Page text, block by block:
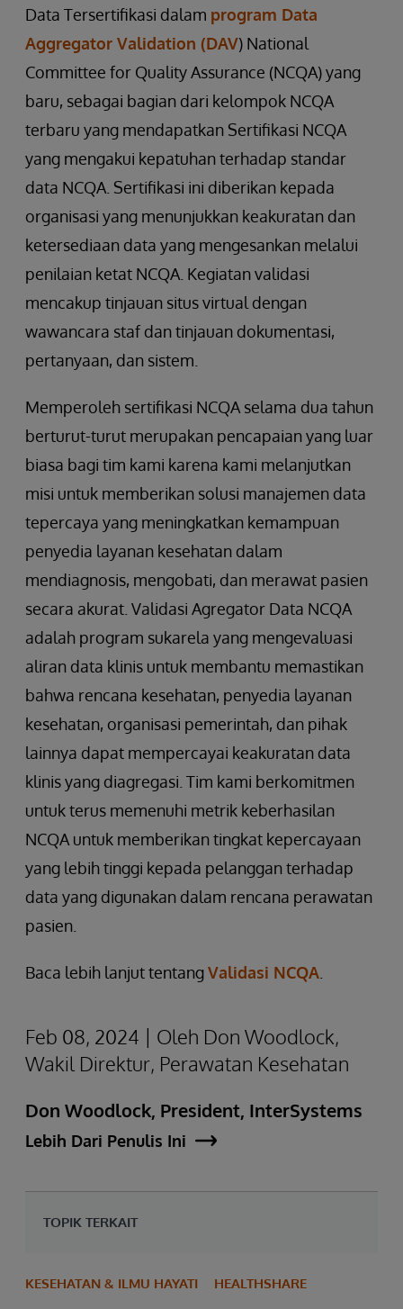
Data Tersertifikasi dalam program Data
Aggregator Validation (DAV) National
Committee for Quality Assurance (NCQA) yang
baru, sebagai bagian dari kelompok NCQA
terbaru yang mendapatkan Sertifikasi NCQA
yang mengakui kepatuhan terhadap standar
data NCQA. Sertifikasi ini diberikan kepada
organisasi yang menunjukkan keakuratan dan
ketersediaan data yang mengesankan melalui
penilaian ketat NCQA. Kegiatan validasi
mencakup tinjauan situs virtual dengan
wawancara staf dan tinjauan dokumentasi,
pertanyaan, dan sistem.
Memperoleh sertifikasi NCQA selama dua tahun
berturut-turut merupakan pencapaian yang luar
biasa bagi tim kami karena kami melanjutkan
misi untuk memberikan solusi manajemen data
tepercaya yang meningkatkan kemampuan
penyedia layanan kesehatan dalam
mendiagnosis, mengobati, dan merawat pasien
secara akurat. Validasi Agregator Data NCQA
adalah program sukarela yang mengevaluasi
aliran data klinis untuk membantu memastikan
bahwa rencana kesehatan, penyedia layanan
kesehatan, organisasi pemerintah, dan pihak
lainnya dapat mempercayai keakuratan data
klinis yang diagregasi. Tim kami berkomitmen
untuk terus memenuhi metrik keberhasilan
NCQA untuk memberikan tingkat kepercayaan
yang lebih tinggi kepada pelanggan terhadap
data yang digunakan dalam rencana perawatan
pasien.
Baca lebih lanjut tentangValidasi NCQA
Feb 08, 2024 | Oleh Don Woodlock,
Wakil Direktur, Perawatan Kesehatan
Don Woodlock, President, InterSystems
Lebih Dari Penulis Ini
TOPIK TERKAIT
KESEHATAN & ILMU HAYATI HEALTHSHARE